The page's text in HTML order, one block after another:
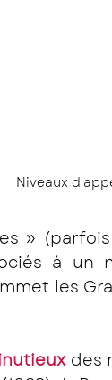
Niveaux
»
à un
les